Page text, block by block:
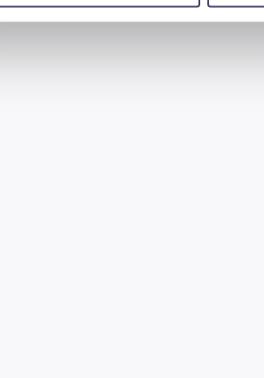
podczas korzystania z ich usług.